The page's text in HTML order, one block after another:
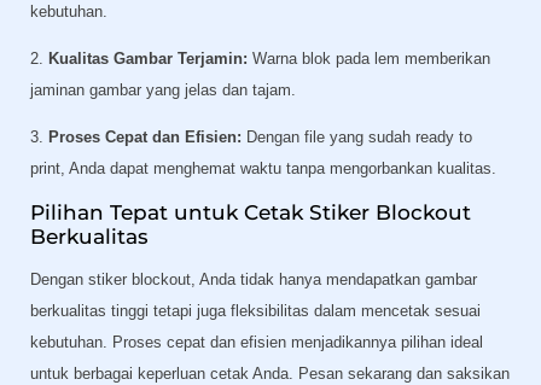
kebutuhan.
2. Kualitas Gambar Terjamin: Warna blok pada lem memberikan
jaminan gambar yang jelas dan tajam.
3. Proses Cepat dan Efisien: Dengan file yang sudah ready to
print, Anda dapat menghemat waktu tanpa mengorbankan kualitas.
Pilihan Tepat untuk Cetak Stiker Blockout
Berkualitas
Dengan stiker blockout, Anda tidak hanya mendapatkan gambar
berkualitas tinggi tetapi juga fleksibilitas dalam mencetak sesuai
kebutuhan. Proses cepat dan efisien menjadikannya pilihan ideal
untuk berbagai keperluan cetak Anda. Pesan sekarang dan saksikan